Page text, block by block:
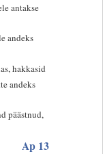
antakse
andeks
hakkasid
andeks
päästnud,
Ap 13